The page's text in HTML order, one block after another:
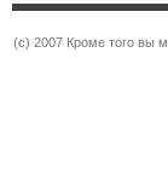
(c) 2007 Кроме того вы